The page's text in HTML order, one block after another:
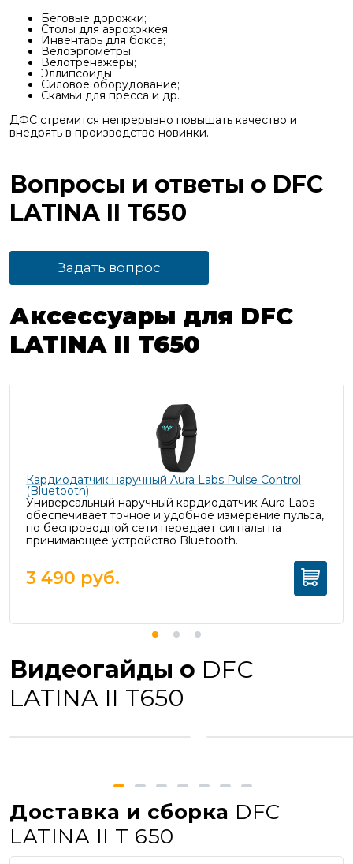
Беговые дорожки;
Столы для аэрохоккея;
Инвентарь для бокса;
Велоэргометры;
Велотренажеры;
Эллипсоиды;
Силовое оборудование;
Скамьи для пресса и др.
ДФС стремится непрерывно повышать качество и
внедрять в производство новинки.
Вопросы и ответы о DFC
LATINA II T650
Задать вопрос
Аксессуары для DFC
LATINA II T650
Кардиодатчик наручный Aura Labs Pulse Control
(Bluetooth)
Универсальный наручный кардиодатчик Aura Labs
обеспечивает точное и удобное измерение пульса,
по беспроводной сети передает сигналы на
принимающее устройство Bluetooth.
3 490 руб.
Видеогайды о DFC
LATINA II T650
Доставка и сборка DFC
LATINA II T 650